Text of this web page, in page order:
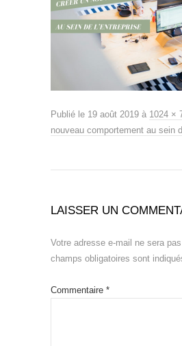
Publié le 19 août 2019 à 1024 ×
nouveau comportement au sein
LAISSER UN
Votre adresse e-mail ne sera
champs obligatoires sont
Commentaire *